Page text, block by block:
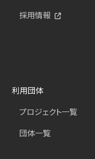
採用情報
利用団体
プロジェクト一覧
団体一覧